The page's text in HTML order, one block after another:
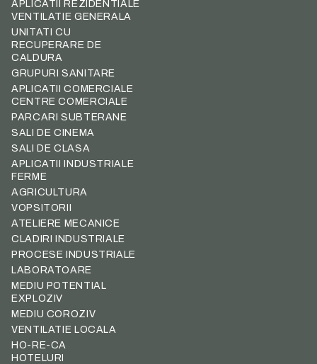
APLICATII REZIDENTIALE
VENTILATIE GENERALA
UNITATI CU
RECUPERARE DE
CALDURA
GRUPURI SANITARE
APLICATII COMERCIALE
CENTRE COMERCIALE
PARCARI SUBTERANE
SALI DE CINEMA
SALI DE CLASA
APLICATII INDUSTRIALE
FERME
AGRICULTURA
VOPSITORII
ATELIERE MECANICE
CLADIRI INDUSTRIALE
PROCESE INDUSTRIALE
LABORATOARE
MEDIU POTENTIAL
EXPLOZIV
MEDIU COROZIV
VENTILATIE LOCALA
HO-RE-CA
HOTELURI